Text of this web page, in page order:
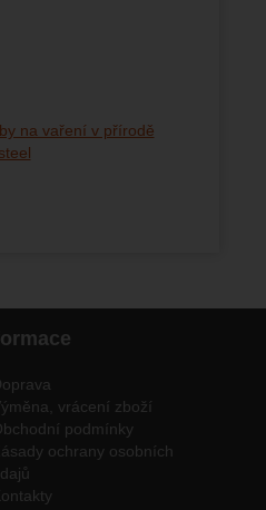
na vaření v přírodě
vrácení zboží
podmínky
ochrany osobních